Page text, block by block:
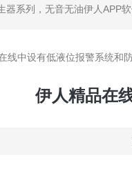
列，氮空一体机系列，氮氢空三气一体机系列，气体净化器系列，
线中设有低液位报警系统和
伊人精品在